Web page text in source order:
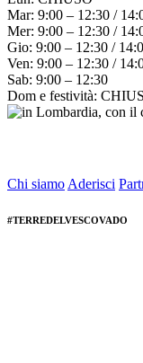
Mar: 9:00 – 12:30 /
Mer: 9:00 – 12:30 /
Gio: 9:00 – 12:30 /
Ven: 9:00 – 12:30 /
Sab: 9:00 – 12:30
Dom e festività:
Chi siamo Aderisci
#TERREDELVESCOVADO